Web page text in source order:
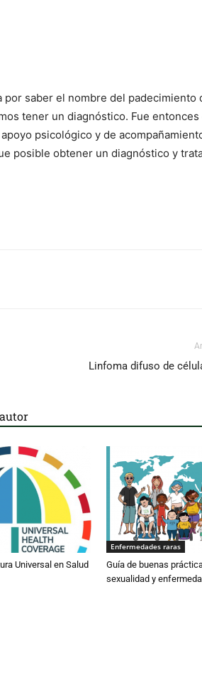
saber el nombre del padecimiento
tener un diagnóstico. Fue entonces
psicológico y de
posible obtener un diagnóstico y
Linfoma difuso de
Universal en Salud
Enfermedades raras
Guía de buenas
sexualidad y